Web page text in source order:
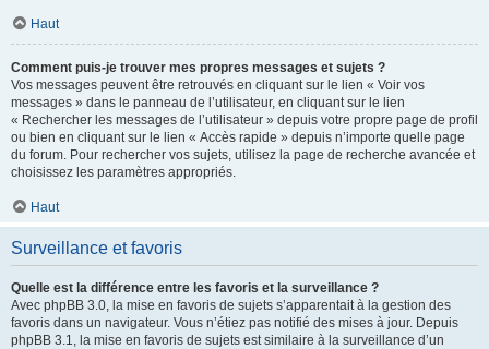
Haut
Comment puis-je trouver mes propres messages et sujets ?
Vos messages peuvent être retrouvés en cliquant sur le lien « Voir vos
messages » dans le panneau de l’utilisateur, en cliquant sur le lien
« Rechercher les messages de l’utilisateur » depuis votre propre page de profil
ou bien en cliquant sur le lien « Accès rapide » depuis n’importe quelle page
du forum. Pour rechercher vos sujets, utilisez la page de recherche avancée et
choisissez les paramètres appropriés.
Haut
Surveillance et favoris
Quelle est la différence entre les favoris et la surveillance ?
Avec phpBB 3.0, la mise en favoris de sujets s’apparentait à la gestion des
favoris dans un navigateur. Vous n’étiez pas notifié des mises à jour. Depuis
phpBB 3.1, la mise en favoris de sujets est similaire à la surveillance d’un